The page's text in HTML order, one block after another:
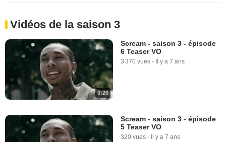
Vidéos de la saison 3
0:20
Scream - saison 3 - épisode
6 Teaser VO
3 370 vues - Il y a 7 ans
Scream - saison 3 - épisode
5 Teaser VO
320 vues - Il y a 7 ans